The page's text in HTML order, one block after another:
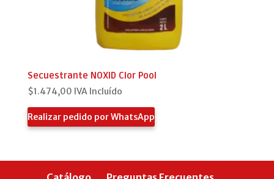
Secuestrante NOXID Clor Pool
$1.474,00 IVA Incluído
Realizar pedido por WhatsApp